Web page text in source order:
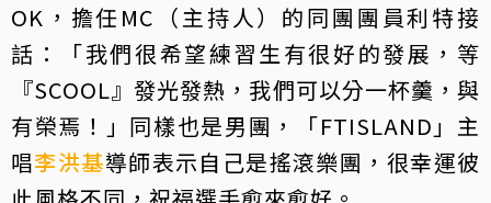
OK，擔任MC（主持人）的同團團員利特接
話：「我們很希望練習生有很好的發展，等
『SCOOL』發光發熱，我們可以分一杯羹，與
有榮焉！」同樣也是男團，「FTISLAND」主
唱李洪基導師表示自己是搖滾樂團，很幸運彼